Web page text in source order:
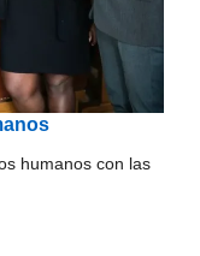
humanos con las